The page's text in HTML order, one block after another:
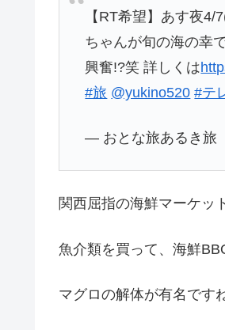
【RT希望】あす夜
ちゃんが旬の海の幸
興奮!?笑 詳しくは
#旅 @yukino520 #テ
— おとな旅あるき旅
関西屈指の海鮮マーケッ
魚介類を買って、海鮮
マグロの解体が有名です